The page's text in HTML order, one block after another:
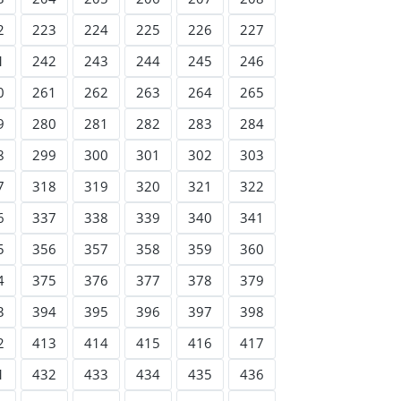
223 224 225 226
227
242 243 244 245
246
261 262 263 264
265
280 281 282 283
284
299 300 301 302
303
318 319 320 321
322
337 338 339 340
341
356 357 358 359
360
375 376 377 378
379
394 395 396 397
398
413 414 415 416
417
432 433 434 435
436